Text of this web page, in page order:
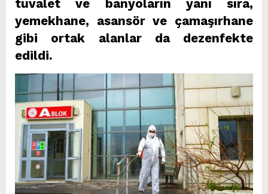
tuvalet ve banyoların yanı sıra,
yemekhane, asansör ve çamaşırhane
gibi ortak alanlar da dezenfekte
edildi.